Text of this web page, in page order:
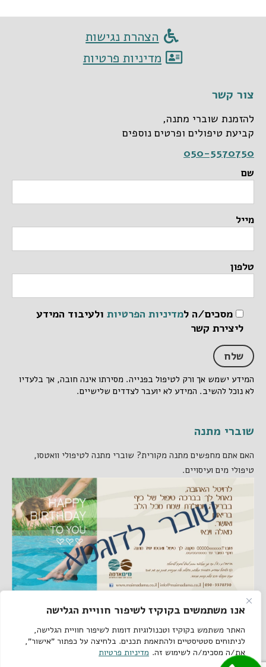
אנו משתמשים בקוקיז לשיפור חוויית הגלישה
האתר משתמש בקוקיז וטכנולוגיות דומות לשיפור חוויית הגלישה,
לניתוחים סטטיסטיים ולהתאמת תכנים. בלחיצה על כפתור "אישור",
את/ה מסכימ/ה לשימוש זה. מדיניות פרטיות
הצהרת נגישות
מדיניות פרטיות
צור קשר
להזמנת שוברי מתנה,
קביעת טיפולים ופרטים נוספים
050-5570750
שם
מייל
טלפון
מסכים/ה למדיניות הפרטיות ולעיבוד המידע
ליצירת קשר
המידע ישמש אך ורק לטיפול בפנייה. מסירתו אינה חובה, אך בלעדיו
לא נוכל להשיב. המידע לא יועבר לצדדים שלישיים.
שוברי מתנה
האם אתם מחפשים מתנה מקורית? שוברי מתנה לטיפולי וואטסו,
טיפולי מים ועיסויים.